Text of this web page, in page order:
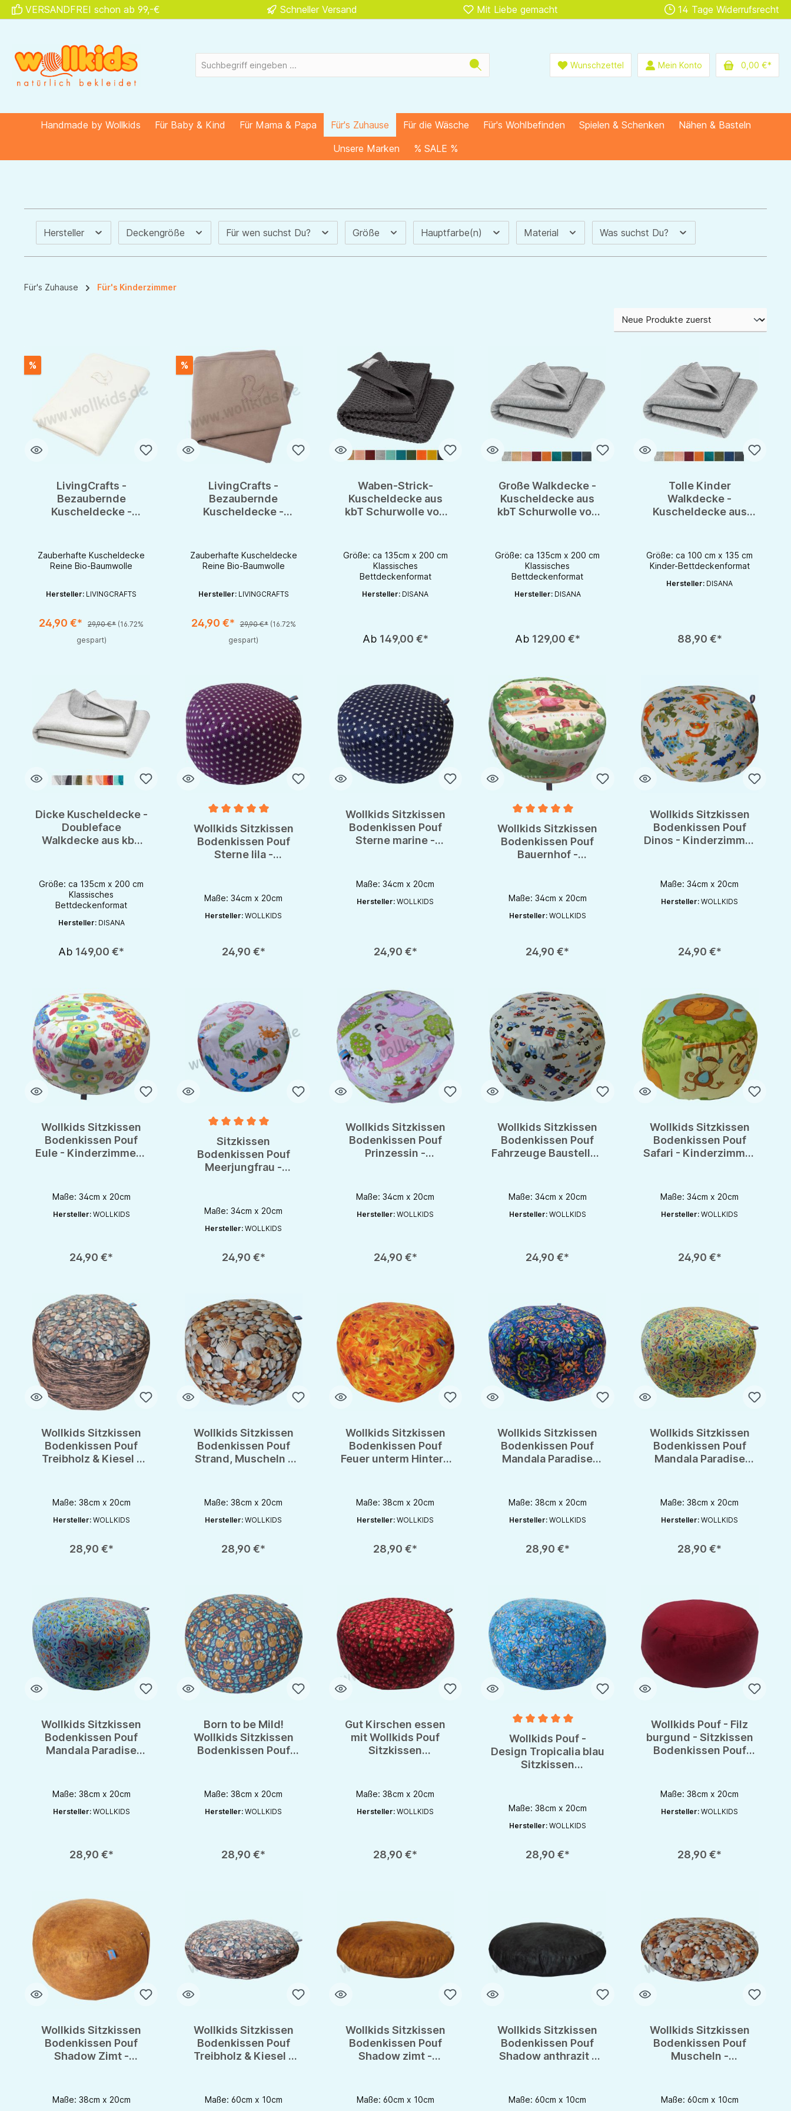
Zur Hauptnavigation springen
VERSANDFREI schon ab 99,-€ Schneller Versand Mit Liebe gemacht 14 Tage Widerrufsrecht
Wunschzettel Mein Konto 0,00 €*
Handmade by Wollkids Für Baby & Kind Für Mama & Papa Für's Zuhause Für die Wäsche Für's Wohlbefinden Spielen & Schenken
Nähen & Basteln
Unsere Marken
% SALE %
Hersteller Deckengröße Für wen suchst Du? Größe Hauptfarbe(n) Material Was suchst Du?
Für's Zuhause Für's Kinderzimmer
%
LivingCrafts -
Bezaubernde
Kuscheldecke -
Baumwolle
Zauberhafte Kuscheldecke
Reine Bio-Baumwolle
Hersteller: LIVINGCRAFTS
24,90 €* 29,90 €* (16.72%
gespart)
Produkt Anzahl: Gib den gewünschten Wert ein oder benutze die Schaltflächen um die Anzahl zu erhöhen oder zu reduzieren.
%
LivingCrafts -
Bezaubernde
Kuscheldecke -
Baumwolle
Zauberhafte Kuscheldecke
Reine Bio-Baumwolle
Hersteller: LIVINGCRAFTS
24,90 €* 29,90 €* (16.72%
gespart)
Produkt Anzahl: Gib den gewünschten Wert ein oder benutze die Schaltflächen um die Anzahl zu erhöhen oder zu reduzieren.
Waben-Strick-
Kuscheldecke aus
kbT Schurwolle von
Größe: ca 135cm x 200 cm
Klassisches
Bettdeckenformat
Hersteller: DISANA
Ab 149,00 €*
Große Walkdecke -
Kuscheldecke aus
kbT Schurwolle von
Größe: ca 135cm x 200 cm
Klassisches
Bettdeckenformat
Hersteller: DISANA
Ab 129,00 €*
Tolle Kinder
Walkdecke -
Kuscheldecke aus
Größe: ca 100 cm x 135 cm
Kinder-Bettdeckenformat
Hersteller: DISANA
88,90 €*
Dicke Kuscheldecke -
Doubleface
Walkdecke aus kbT
Größe: ca 135cm x 200 cm
Klassisches
Bettdeckenformat
Hersteller: DISANA
Ab 149,00 €*
Durchschnittliche Bewertung von 5 von 5 Sternen
Wollkids Sitzkissen
Bodenkissen Pouf
Sterne lila -
Maße: 34cm x 20cm
Hersteller:WOLLKIDS
24,90 €*
Wollkids Sitzkissen
Bodenkissen Pouf
Sterne marine -
Maße: 34cm x 20cm
Hersteller:WOLLKIDS
24,90 €*
Durchschnittliche Bewertung von 5 von 5 Sternen
Wollkids Sitzkissen
Bodenkissen Pouf
Bauernhof -
Maße: 34cm x 20cm
Hersteller: WOLLKIDS
24,90 €*
Wollkids Sitzkissen
Bodenkissen Pouf
Dinos - Kinderzimmer
Maße: 34cm x 20cm
Hersteller:WOLLKIDS
24,90 €*
Wollkids Sitzkissen
Bodenkissen Pouf
Eule - Kinderzimmer -
Maße: 34cm x 20cm
Hersteller: WOLLKIDS
24,90 €*
Durchschnittliche Bewertung von 5 von 5 Sternen
Sitzkissen
Bodenkissen Pouf
Meerjungfrau -
Maße: 34cm x 20cm
Hersteller:WOLLKIDS
24,90 €*
Wollkids Sitzkissen
Bodenkissen Pouf
Prinzessin -
Maße: 34cm x 20cm
Hersteller:WOLLKIDS
24,90 €*
Wollkids Sitzkissen
Bodenkissen Pouf
Fahrzeuge Baustelle -
Maße: 34cm x 20cm
Hersteller: WOLLKIDS
24,90 €*
Wollkids Sitzkissen
Bodenkissen Pouf
Safari - Kinderzimmer
Maße: 34cm x 20cm
Hersteller:WOLLKIDS
24,90 €*
Wollkids Sitzkissen
Bodenkissen Pouf
Treibholz & Kiesel -
Maße: 38cm x 20cm
Hersteller: WOLLKIDS
28,90 €*
Wollkids Sitzkissen
Bodenkissen Pouf
Strand, Muscheln -
Maße: 38cm x 20cm
Hersteller:WOLLKIDS
28,90 €*
Wollkids Sitzkissen
Bodenkissen Pouf
Feuer unterm Hintern
Maße: 38cm x 20cm
Hersteller:WOLLKIDS
28,90 €*
Wollkids Sitzkissen
Bodenkissen Pouf
Mandala Paradise
Maße: 38cm x 20cm
Hersteller: WOLLKIDS
28,90 €*
Wollkids Sitzkissen
Bodenkissen Pouf
Mandala Paradise
Maße: 38cm x 20cm
Hersteller:WOLLKIDS
28,90 €*
Wollkids Sitzkissen
Bodenkissen Pouf
Mandala Paradise
Maße: 38cm x 20cm
Hersteller: WOLLKIDS
28,90 €*
Born to be Mild!
Wollkids Sitzkissen
Bodenkissen Pouf
Maße: 38cm x 20cm
Hersteller:WOLLKIDS
28,90 €*
Gut Kirschen essen
mit Wollkids Pouf
Sitzkissen
Maße: 38cm x 20cm
Hersteller:WOLLKIDS
28,90 €*
Durchschnittliche Bewertung von 5 von 5 Sternen
Wollkids Pouf -
Design Tropicalia blau
Sitzkissen
Maße: 38cm x 20cm
Hersteller: WOLLKIDS
28,90 €*
Wollkids Pouf - Filz
burgund - Sitzkissen
Bodenkissen Pouf
Maße: 38cm x 20cm
Hersteller:WOLLKIDS
28,90 €*
Wollkids Sitzkissen
Bodenkissen Pouf
Shadow Zimt -
Maße: 38cm x 20cm
Wollkids Sitzkissen
Bodenkissen Pouf
Treibholz & Kiesel -
Maße: 60cm x 10cm
Wollkids Sitzkissen
Bodenkissen Pouf
Shadow zimt -
Maße: 60cm x 10cm
Wollkids Sitzkissen
Bodenkissen Pouf
Shadow anthrazit -
Maße: 60cm x 10cm
Wollkids Sitzkissen
Bodenkissen Pouf
Muscheln -
Maße: 60cm x 10cm